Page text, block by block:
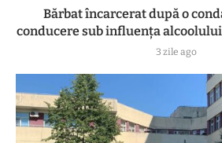
Bărbat încarcerat după o
conducere sub influența
3 zile ago